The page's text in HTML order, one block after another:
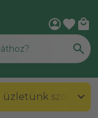
account_circlefavorite local_mall
üzletünk